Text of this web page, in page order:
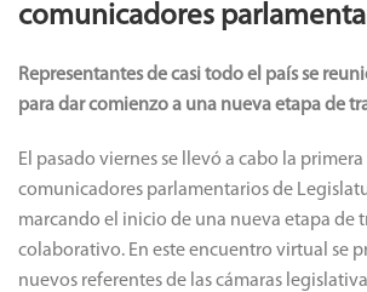
comunicadores
Representantes de casi todo el país se
para dar comienzo a una nueva etapa de
El pasado viernes se llevó a cabo la
comunicadores parlamentarios de
marcando el inicio de una nueva etapa de
colaborativo. En este encuentro virtual se
nuevos referentes de las cámaras